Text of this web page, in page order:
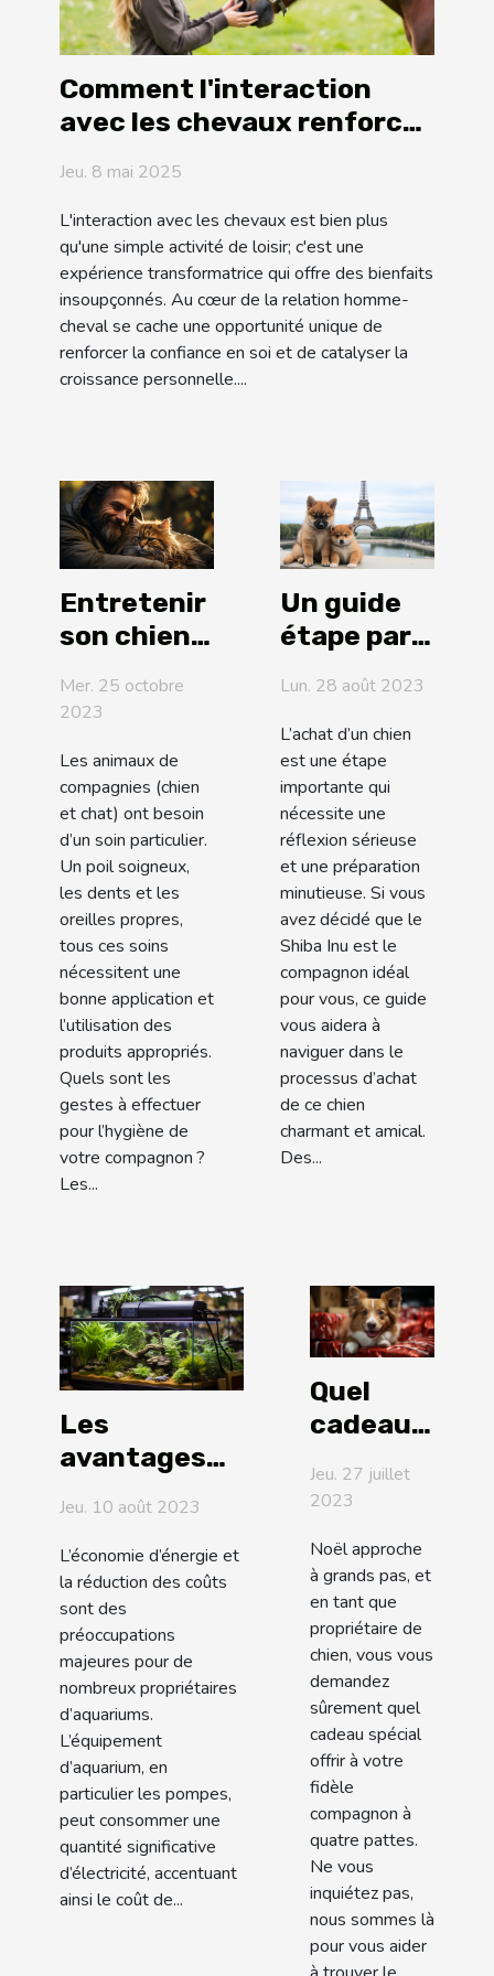
Comment l'interaction
avec les chevaux renforce
croissance personnelle
Jeu. 8 mai 2025
L'interaction avec les chevaux est bien plus
qu'une simple activité de loisir; c'est une
expérience transformatrice qui offre des bienfaits
insoupçonnés. Au cœur de la relation homme-
cheval se cache une opportunité unique de
renforcer la confiance en soi et de catalyser la
croissance personnelle....
Entretenir
son chien
chat : les
prodiguer!
Mer. 25 octobre
2023
Les animaux de
compagnies (chien
et chat) ont besoin
d’un soin particulier.
Un poil soigneux,
les dents et les
oreilles propres,
tous ces soins
nécessitent une
bonne application et
l’utilisation des
produits appropriés.
Quels sont les
gestes à effectuer
pour l’hygiène de
votre compagnon ?
Les...
Un guide
étape par
l'achat
d'un Shiba
Inu en
France
Lun. 28 août 2023
L’achat d’un chien
est une étape
importante qui
nécessite une
réflexion sérieuse
et une préparation
minutieuse. Si vous
avez décidé que le
Shiba Inu est le
compagnon idéal
pour vous, ce guide
vous aidera à
naviguer dans le
processus d’achat
de ce chien
charmant et amical.
Des...
Les
avantages
des pompes
d'aquarium :
Économiser
de l'argent et
de l'énergie
Jeu. 10 août 2023
L’économie d’énergie et
la réduction des coûts
sont des
préoccupations
majeures pour de
nombreux propriétaires
d’aquariums.
L’équipement
d’aquarium, en
particulier les pompes,
peut consommer une
quantité significative
d’électricité, accentuant
ainsi le coût de...
Quel
cadeau
offrir à
chien ?
Jeu. 27 juillet
2023
Noël approche
à grands pas, et
en tant que
propriétaire de
chien, vous vous
demandez
sûrement quel
cadeau spécial
offrir à votre
fidèle
compagnon à
quatre pattes.
Ne vous
inquiétez pas,
nous sommes là
pour vous aider